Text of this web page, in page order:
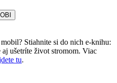
Stiahnite si do nich e-knihu:
ušetríte život stromom. Viac
tu.